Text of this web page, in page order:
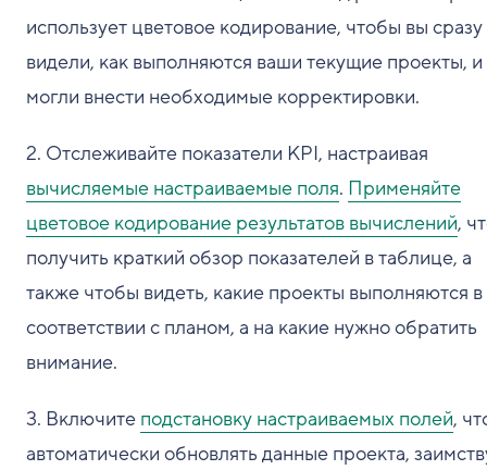
использует цветовое кодирование, чтобы вы сразу
видели, как выполняются ваши текущие проекты, и
могли внести необходимые корректировки.
2. Отслеживайте показатели KPI, настраивая
вычисляемые настраиваемые поля. Применяйте
цветовое кодирование результатов вычислений,
получить краткий обзор показателей в таблице, а
также чтобы видеть, какие проекты выполняются в
соответствии с планом, а на какие нужно обратить
внимание.
3. Включите подстановку настраиваемых полей,
автоматически обновлять данные проекта,